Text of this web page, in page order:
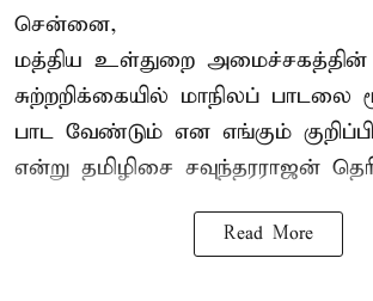
சென்னை,
மத்திய உள்துறை அமைச்சகத்தின்
சுற்றறிக்கையில் மாநிலப் பாடலை
பாட வேண்டும் என எங்கும்
என்று தமிழிசை சவுந்தரராஜன்
Read More